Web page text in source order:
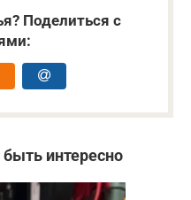
Поделиться с
интересно